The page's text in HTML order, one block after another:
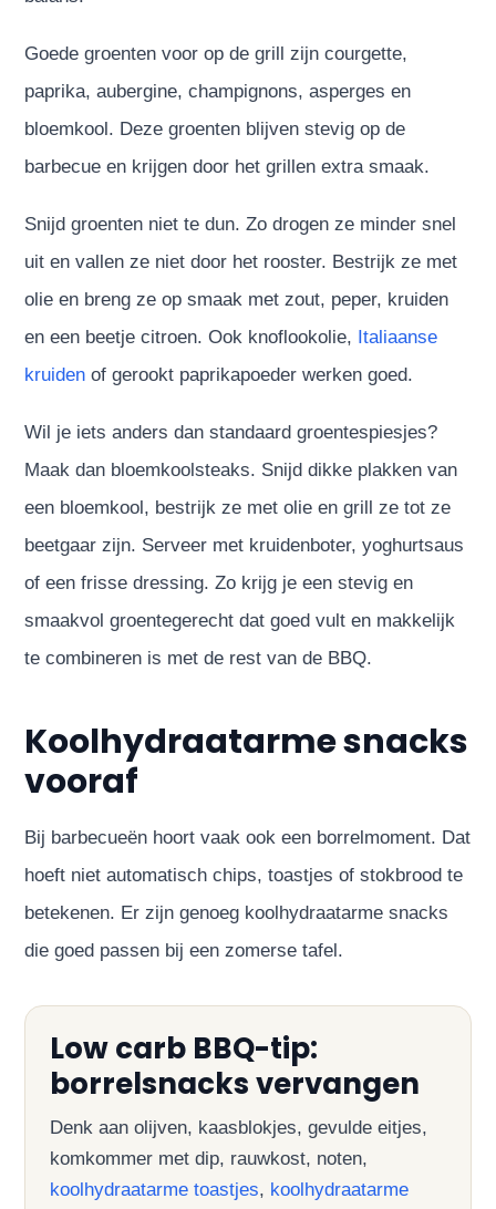
Goede groenten voor op de grill zijn courgette,
paprika, aubergine, champignons, asperges en
bloemkool. Deze groenten blijven stevig op de
barbecue en krijgen door het grillen extra smaak.
Snijd groenten niet te dun. Zo drogen ze minder snel
uit en vallen ze niet door het rooster. Bestrijk ze met
olie en breng ze op smaak met zout, peper, kruiden
en een beetje citroen. Ook knoflookolie, Italiaanse
kruiden of gerookt paprikapoeder werken goed.
Wil je iets anders dan standaard groentespiesjes?
Maak dan bloemkoolsteaks. Snijd dikke plakken van
een bloemkool, bestrijk ze met olie en grill ze tot ze
beetgaar zijn. Serveer met kruidenboter, yoghurtsaus
of een frisse dressing. Zo krijg je een stevig en
smaakvol groentegerecht dat goed vult en makkelijk
te combineren is met de rest van de BBQ.
Koolhydraatarme snacks
vooraf
Bij barbecueën hoort vaak ook een borrelmoment. Dat
hoeft niet automatisch chips, toastjes of stokbrood te
betekenen. Er zijn genoeg koolhydraatarme snacks
die goed passen bij een zomerse tafel.
Low carb BBQ-tip:
borrelsnacks vervangen
Denk aan olijven, kaasblokjes, gevulde eitjes,
komkommer met dip, rauwkost, noten,
koolhydraatarme toastjes, koolhydraatarme